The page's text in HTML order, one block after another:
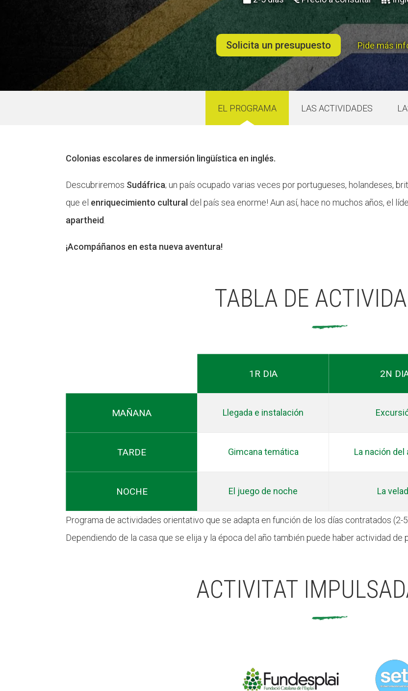
Solicita un presupuesto Pide más
EL PROGRAMA LAS ACTIVIDADES
Colonias escolares de inmersión lingüística en inglés.
Descubriremos Sudáfrica; un país ocupado varias veces por portugueses, holandeses,
que el enriquecimiento cultural del país sea enorme! Aun así, hace no muchos años, el
apartheid
¡Acompáñanos en esta nueva aventura!
TABLA DE
1R DIA 2N
MAÑANA Llegada e instalación
TARDE Gimcana temática La nación del
NOCHE El juego de noche La
Programa de actividades orientativo que se adapta en función de los días contratados (2-5
Dependiendo de la casa que se elija y la época del año también puede haber actividad
ACTIVITAT
L'equip
Missió i valors
Els comptes clars
Memòria d'activitats
Proposta educativa
Butlletins
Diari de la Fundació
Fundesplai als mitjans
Xarxes socials